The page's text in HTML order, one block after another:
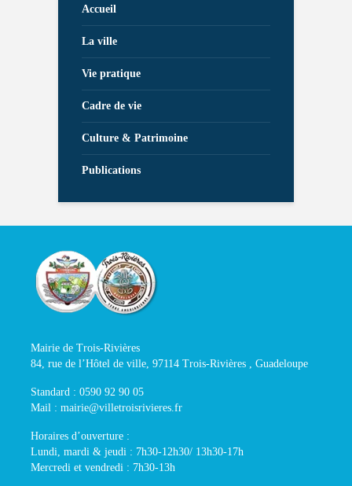
Accueil
La ville
Vie pratique
Cadre de vie
Culture & Patrimoine
Publications
Mairie de Trois-Rivières
84, rue de l’Hôtel de ville, 97114 Trois-Rivières , Guadeloupe
Standard : 0590 92 90 05
Mail : mairie@villetroisrivieres.fr
Horaires d’ouverture :
Lundi, mardi & jeudi : 7h30-12h30/ 13h30-17h
Mercredi et vendredi : 7h30-13h